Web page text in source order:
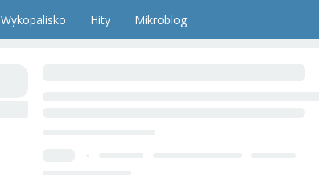
Wykopalisko Hity Mikroblog